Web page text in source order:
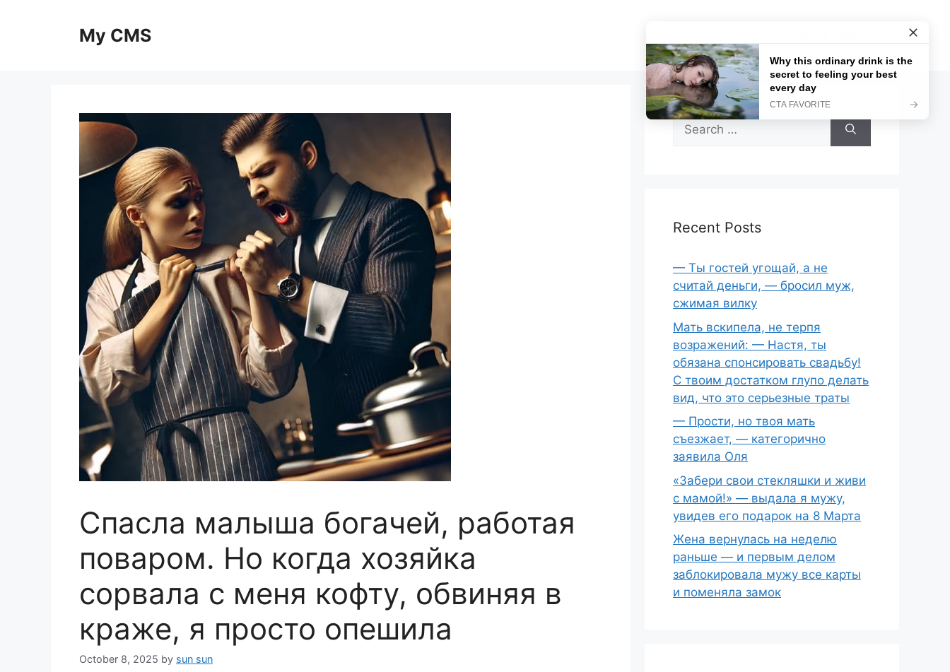
My CMS
Спасла малыша богачей, работая
поваром. Но когда хозяйка
сорвала с меня кофту, обвиняя в
краже, я просто опешила
October 8, 2025 by sun sun
Search
for:
Recent Posts
— Ты гостей угощай, а не
считай деньги, — бросил муж,
сжимая вилку
Мать вскипела, не терпя
возражений: — Настя, ты
обязана спонсировать свадьбу!
С твоим достатком глупо делать
вид, что это серьезные траты
— Прости, но твоя мать
съезжает, — категорично
заявила Оля
«Забери свои стекляшки и живи
с мамой!» — выдала я мужу,
увидев его подарок на 8 Марта
Жена вернулась на неделю
раньше — и первым делом
заблокировала мужу все карты
и поменяла замок